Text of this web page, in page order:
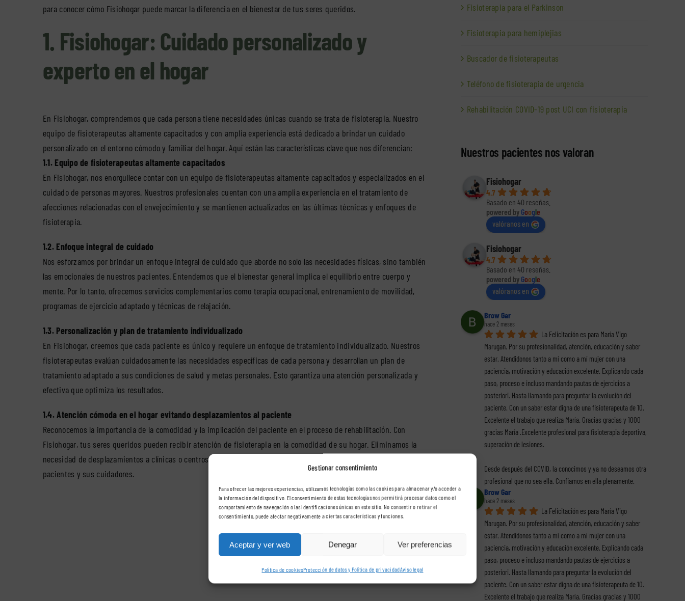
Gestionar consentimiento
Para ofrecer las mejores experiencias, utilizamos tecnologías como las cookies para almacenar y/o acceder a
la información del dispositivo. El consentimiento de estas tecnologías nos permitirá procesar datos como el
comportamiento de navegación o las identificaciones únicas en este sitio. No consentir o retirar el
consentimiento, puede afectar negativamente a ciertas características y funciones.
Aceptar y ver web Denegar Ver preferencias
Política de cookiesProtección de datos y Política de privacidadAviso legal
para conocer cómo Fisiohogar puede marcar la diferencia en el bienestar de tus seres queridos.
1. Fisiohogar: Cuidado personalizado y
experto en el hogar
En Fisiohogar, comprendemos que cada persona tiene necesidades únicas cuando se trata de fisioterapia. Nuestro
equipo de fisioterapeutas altamente capacitados y con amplia experiencia está dedicado a brindar un cuidado
personalizado en el entorno cómodo y familiar del hogar. Aquí están las características clave que nos diferencian:
1.1. Equipo de fisioterapeutas altamente capacitados
En Fisiohogar, nos enorgullece contar con un equipo de fisioterapeutas altamente capacitados y especializados en el
cuidado de personas mayores. Nuestros profesionales cuentan con una amplia experiencia en el tratamiento de
afecciones relacionadas con el envejecimiento y se mantienen actualizados en las últimas técnicas y enfoques de
fisioterapia.
1.2. Enfoque integral de cuidado
Nos esforzamos por brindar un enfoque integral de cuidado que aborde no solo las necesidades físicas, sino también
las emocionales de nuestros pacientes. Entendemos que el bienestar general implica el equilibrio entre cuerpo y
mente. Por lo tanto, ofrecemos servicios complementarios como terapia ocupacional, entrenamiento de movilidad,
programas de ejercicio adaptado y técnicas de relajación.
1.3. Personalización y plan de tratamiento individualizado
En Fisiohogar, creemos que cada paciente es único y requiere un enfoque de tratamiento individualizado. Nuestros
fisioterapeutas evalúan cuidadosamente las necesidades específicas de cada persona y desarrollan un plan de
tratamiento adaptado a sus condiciones de salud y metas personales. Esto garantiza una atención personalizada y
efectiva que optimiza los resultados.
1.4. Atención cómoda en el hogar evitando desplazamientos al paciente
Reconocemos la importancia de la comodidad y la implicación del paciente en el proceso de rehabilitación. Con
Fisiohogar, tus seres queridos pueden recibir atención de fisioterapia en la comodidad de su hogar. Eliminamos la
necesidad de desplazamientos a clínicas o centros de rehabilitación, lo que reduce el estrés y ahorra tiempo para los
pacientes y sus cuidadores.
Fisioterapia para el Parkinson
Fisioterapia para hemiplejias
Buscador de fisioterapeutas
Teléfono de fisioterapia de urgencia
Rehabilitación COVID-19 post UCI con fisioterapia
Nuestros pacientes nos valoran
Fisiohogar
4.7
Basado en 40 reseñas.
powered by Google
valóranos en
Fisiohogar
4.7
Basado en 40 reseñas.
powered by Google
valóranos en
Brow Gar
hace 2 meses
La Felicitación es para María Vigo
Marugan. Por su profesionalidad, atención, educación y saber
estar. Atendidonos tanto a mí como a mí mujer con una
paciencia, motivación y educación excelente. Explicando cada
paso, proceso e incluso mandando pautas de ejercicios a
posteriori. Hasta llamando para preguntar la evolución del
paciente. Con un saber estar digna de una fisioterapeuta de 10.
Excelente el trabajo que realiza María. Gracias gracias y 1000
gracias María .Excelente profesional para fisioterapia deportiva,
superación de lesiones.
Desde después del COVID, la conocimos y ya no deseamos otra
profesional que no sea ella. Confiamos en ella plenamente.
Brow Gar
hace 2 meses
La Felicitación es para María Vigo
Marugan. Por su profesionalidad, atención, educación y saber
estar. Atendidonos tanto a mí como a mí mujer con una
paciencia, motivación y educación excelente. Explicando cada
paso, proceso e incluso mandando pautas de ejercicios a
posteriori. Hasta llamando para preguntar la evolución del
paciente. Con un saber estar digna de una fisioterapeuta de 10.
Excelente el trabajo que realiza María. Gracias gracias y 1000